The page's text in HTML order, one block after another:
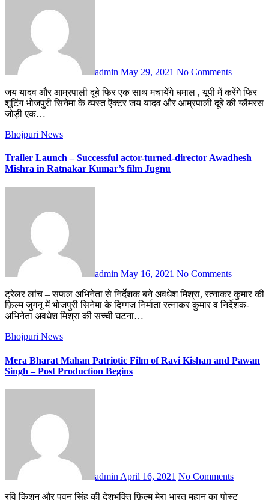
admin May 29, 2021 No Comments
जय यादव और आम्रपाली दूबे फिर एक साथ मचायेंगे धमाल , यूपी में करेंगे फिर
शूटिंग भोजपुरी सिनेमा के व्यस्त ऎक्टर जय यादव और आम्रपाली दूबे की ग्लैमरस
जोड़ी एक…
Bhojpuri News
Trailer Launch – Successful actor-turned-director Awadhesh
Mishra in Ratnakar Kumar’s film Jugnu
admin May 16, 2021 No Comments
ट्रेलर लांच – सफल अभिनेता से निर्देशक बने अवधेश मिश्रा, रत्नाकर कुमार की
फ़िल्म जुगनू में भोजपुरी सिनेमा के दिग्गज निर्माता रत्नाकर कुमार व निर्देशक-
अभिनेता अवधेश मिश्रा की सच्ची घटना…
Bhojpuri News
Mera Bharat Mahan Patriotic Film of Ravi Kishan and Pawan
Singh – Post Production Begins
admin April 16, 2021 No Comments
रवि किशन और पवन सिंह की देशभक्ति फ़िल्म मेरा भारत महान का पोस्ट